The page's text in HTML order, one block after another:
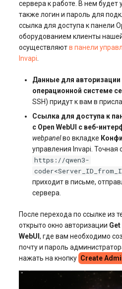
сервера к работе. В нем будет
также логин и пароль для
ссылка для доступа к панели
оборудованием клиенты
осуществляютв панели
Invapi
Данные для авторизации
операционной системе
SSH) придут к вам в
Ссылка для доступа к
c Open WebUI с веб-
webpanelво вкладке
управления Invapi. Точная
https://qwen3-
приходит в письме,
сервера.
После перехода по ссылке из
открыто окно авторизации
WebUI, где вам необходимо
почту и пароль
нажать на кнопку Create